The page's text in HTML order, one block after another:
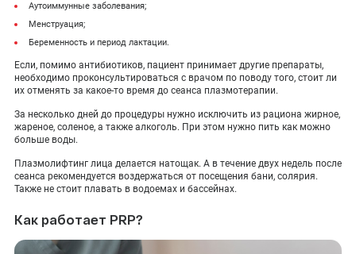
Аутоиммунные заболевания;
Менструация;
Беременность и период лактации.
Если, помимо антибиотиков, пациент принимает другие препараты,
необходимо проконсультироваться с врачом по поводу того, стоит ли
их отменять за какое-то время до сеанса плазмотерапии.
За несколько дней до процедуры нужно исключить из рациона жирное,
жареное, соленое, а также алкоголь. При этом нужно пить как можно
больше воды.
Плазмолифтинг лица делается натощак. А в течение двух недель после
сеанса рекомендуется воздержаться от посещения бани, солярия.
Также не стоит плавать в водоемах и бассейнах.
Как работает PRP?